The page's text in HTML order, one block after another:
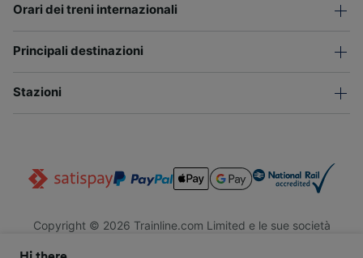
Orari dei treni internazionali
Principali destinazioni
Stazioni
Copyright © 2026 Trainline.com Limited e le sue società